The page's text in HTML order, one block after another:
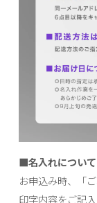
■名入れについて
お申込み時、「
印字内容をご記入